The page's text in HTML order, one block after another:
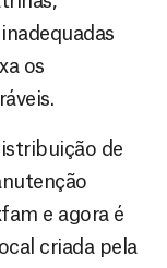
os
de
e agora é
criada pela